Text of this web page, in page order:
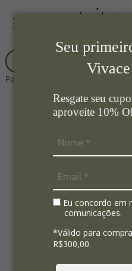
Seu
Resgate seu
aproveite 10%
Eu concordo em
comunicações.
*Válido para
R$300,00.
Página Inicial